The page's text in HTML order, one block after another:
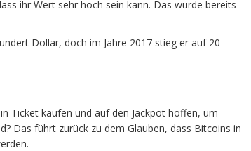
ihr Wert sehr hoch sein kann. Das wurde bereits
Dollar, doch im Jahre 2017 stieg er auf 20
Ticket kaufen und auf den Jackpot hoffen, um
Das führt zurück zu dem Glauben, dass Bitcoins in